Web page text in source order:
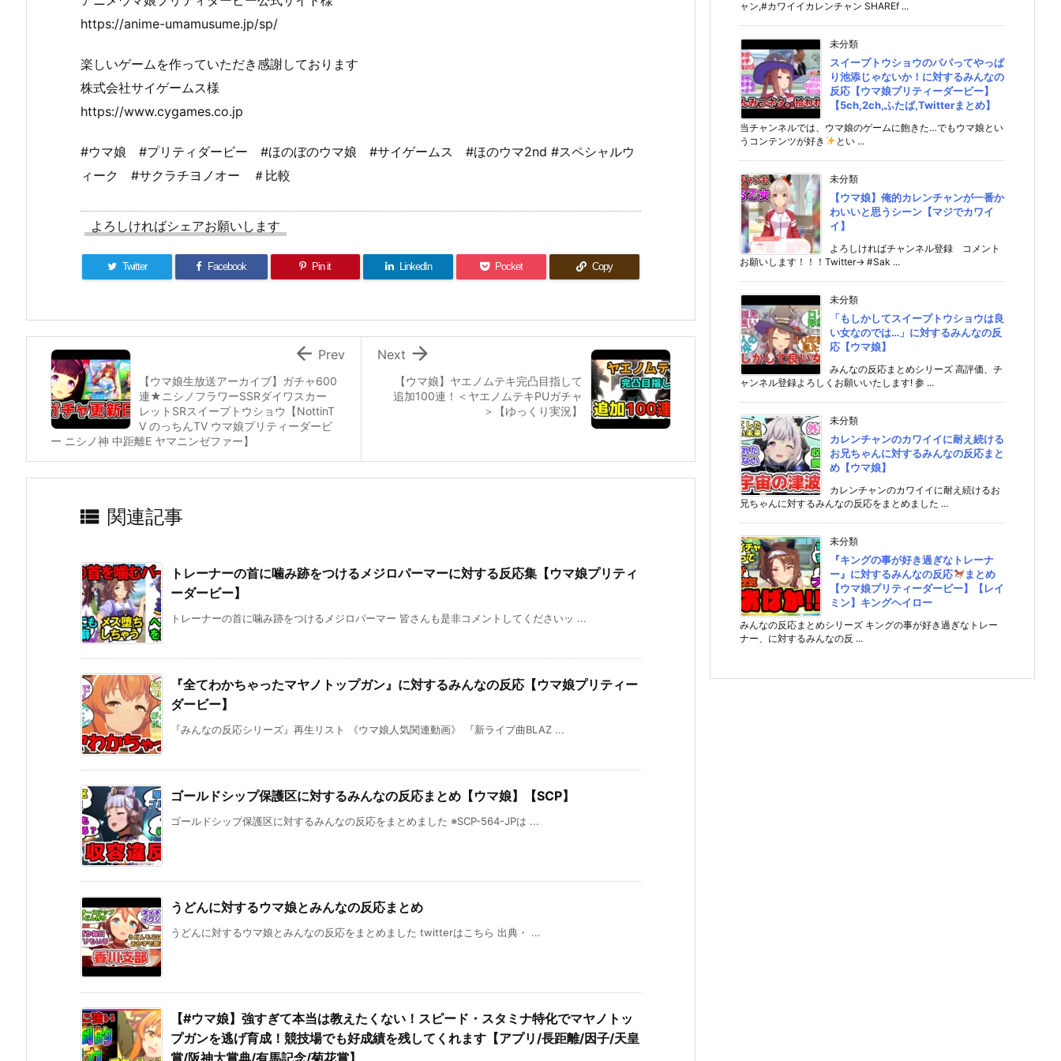
https://anime-umamusume.jp/sp/
楽しいゲームを作っていただき感謝しております
株式会社サイゲームス様
https://www.cygames.co.jp
#ウマ娘 #プリティダービー #ほのぼのウマ娘 #サイゲームス #ほのウマ2nd #スペシャルウ
ィーク #サクラチヨノオー ＃比較
よろしければシェアお願いします
Twitter Facebook Pin it LinkedIn Pocket Copy
【ウマ娘】ヤエノムテキ完凸目指して
追加100連！＜ヤエノムテキPUガチャ
＞【ゆっくり実況】

Next
【ウマ娘生放送アーカイブ】ガチャ600
連★ニシノフラワーSSRダイワスカー
レットSRスイープトウショウ【NottinT
V のっちんTV ウマ娘プリティーダービ
ー ニシノ神 中距離E ヤマニンゼファー】
 Prev
 関連記事
トレーナーの首に噛み跡をつけるメジロパーマーに対する反応集【ウマ娘プリティ
ーダービー】
トレーナーの首に噛み跡をつけるメジロパーマー 皆さんも是非コメントしてくださいッ ...
『全てわかちゃったマヤノトップガン』に対するみんなの反応【ウマ娘プリティー
ダービー】
『みんなの反応シリーズ』再生リスト 《ウマ娘人気関連動画》 『新ライブ曲BLAZ ...
ゴールドシップ保護区に対するみんなの反応まとめ【ウマ娘】【SCP】
ゴールドシップ保護区に対するみんなの反応をまとめました ※SCP-564-JPは ...
うどんに対するウマ娘とみんなの反応まとめ
うどんに対するウマ娘とみんなの反応をまとめました twitterはこちら 出典・ ...
【#ウマ娘】強すぎて本当は教えたくない！スピード・スタミナ特化でマヤノトッ
プガンを逃げ育成！競技場でも好成績を残してくれます【アプリ/長距離/因子/天皇
賞/阪神大賞典/有馬記念/菊花賞】
ャン,#カワイイカレンチャン SHAREf ...
未分類
スイープトウショウのパパってやっぱ
り池添じゃないか！に対するみんなの
反応【ウマ娘プリティーダービー】
【5ch,2ch,ふたば,Twitterまとめ】
当チャンネルでは、ウマ娘のゲームに飽きた…でもウマ娘とい
うコンテンツが好き
とい ...
未分類
【ウマ娘】俺的カレンチャンが一番か
わいいと思うシーン【マジでカワイ
イ】
よろしければチャンネル登録 コメント
お願いします！！！Twitter→ #Sak ...
未分類
「もしかしてスイープトウショウは良
い女なのでは…」に対するみんなの反
応【ウマ娘】
みんなの反応まとめシリーズ 高評価、チ
ャンネル登録よろしくお願いいたします! 参 ...
未分類
カレンチャンのカワイイに耐え続ける
お兄ちゃんに対するみんなの反応まと
め【ウマ娘】
カレンチャンのカワイイに耐え続けるお
兄ちゃんに対するみんなの反応をまとめました ...
未分類
『キングの事が好き過ぎなトレーナ
ー』に対するみんなの反応
まとめ
【ウマ娘プリティーダービー】【レイ
ミン】キングヘイロー
みんなの反応まとめシリーズ キングの事が好き過ぎなトレー
ナー、に対するみんなの反 ...